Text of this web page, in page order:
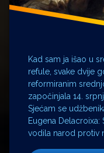
Kad sam ja išao u
refule, svake dvije
reformiranim
započinjala 14.
Sjećam se
Eugena
vodila narod protiv
Ljudevit
XVI.
RIZ
Traviata
Salzburg
Vladimir
Iljič
Lenjin